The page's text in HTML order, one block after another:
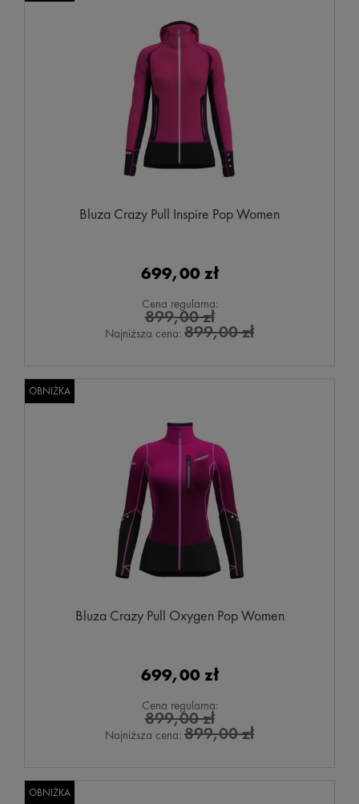
Bluza Crazy Pull Inspire Pop Women
699,00 zł
Cena regularna:
899,00 zł
Najniższa cena: 899,00 zł
Bluza Crazy Pull Oxygen Pop Women
699,00 zł
Cena regularna:
899,00 zł
Najniższa cena: 899,00 zł
OBNIŻKA
OBNIŻKA